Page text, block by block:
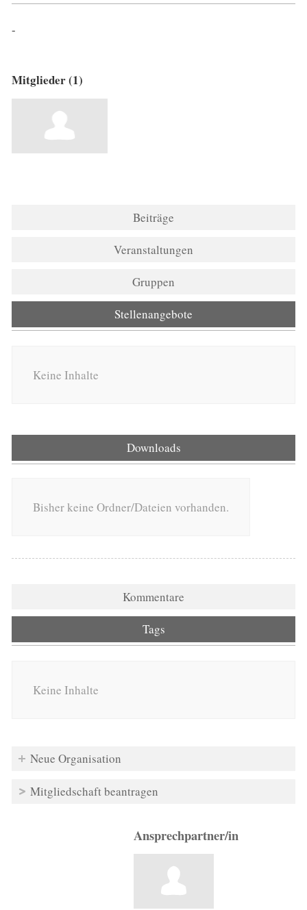
-
Mitglieder (1)
Beiträge
Veranstaltungen
Gruppen
Stellenangebote
Keine Inhalte
Downloads
Bisher keine Ordner/Dateien vorhanden.
Kommentare
Tags
Keine Inhalte
Neue Organisation
Mitgliedschaft beantragen
Ansprechpartner/in